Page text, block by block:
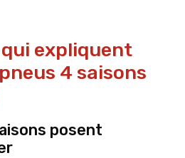
expliquent
4 saisons
posent